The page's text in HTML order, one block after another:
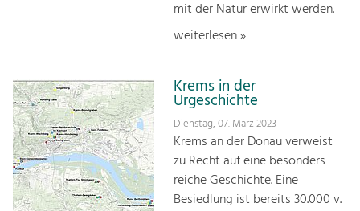
mit der Natur erwirkt werden.
weiterlesen »
Krems in der
Urgeschichte
Dienstag, 07. März 2023
Krems an der Donau verweist
zu Recht auf eine besonders
reiche Geschichte. Eine
Besiedlung ist bereits 30.000 v.